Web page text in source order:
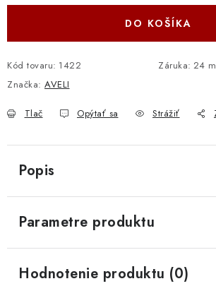
DO KOŠÍKA
Kód tovaru: 1422 Záruka: 24
Značka: AVELI
Tlač Opýtať sa Strážiť
Popis
Parametre produktu
Hodnotenie produktu (0)